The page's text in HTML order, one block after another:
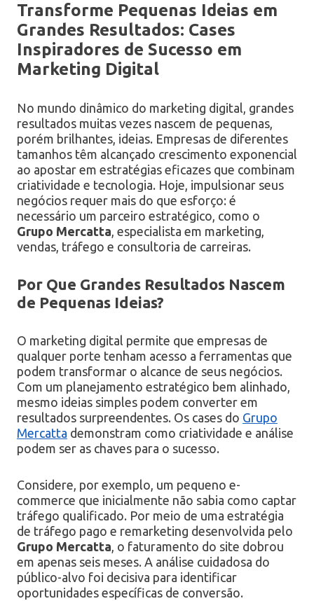
Transforme Pequenas Ideias em
Grandes Resultados: Cases
Inspiradores de Sucesso em
Marketing Digital
No mundo dinâmico do marketing digital, grandes
resultados muitas vezes nascem de pequenas,
porém brilhantes, ideias. Empresas de diferentes
tamanhos têm alcançado crescimento exponencial
ao apostar em estratégias eficazes que combinam
criatividade e tecnologia. Hoje, impulsionar seus
negócios requer mais do que esforço: é
necessário um parceiro estratégico, como o
Grupo Mercatta, especialista em marketing,
vendas, tráfego e consultoria de carreiras.
Por Que Grandes Resultados Nascem
de Pequenas Ideias?
O marketing digital permite que empresas de
qualquer porte tenham acesso a ferramentas que
podem transformar o alcance de seus negócios.
Com um planejamento estratégico bem alinhado,
mesmo ideias simples podem converter em
resultados surpreendentes. Os cases do Grupo
Mercatta demonstram como criatividade e análise
podem ser as chaves para o sucesso.
Considere, por exemplo, um pequeno e-
commerce que inicialmente não sabia como captar
tráfego qualificado. Por meio de uma estratégia
de tráfego pago e remarketing desenvolvida pelo
Grupo Mercatta, o faturamento do site dobrou
em apenas seis meses. A análise cuidadosa do
público-alvo foi decisiva para identificar
oportunidades específicas de conversão.